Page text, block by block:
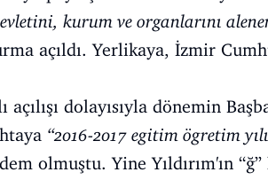
kurum ve organlarını
açıldı. Yerlikaya, İzmir
açılışı dolayısıyla dönemin
“2016-2017 egitim ögretim
olmuştu. Yine Yıldırım'ın